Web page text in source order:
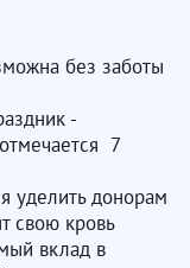
без заботы
-
7
уделить донорам
свою кровь
вклад в